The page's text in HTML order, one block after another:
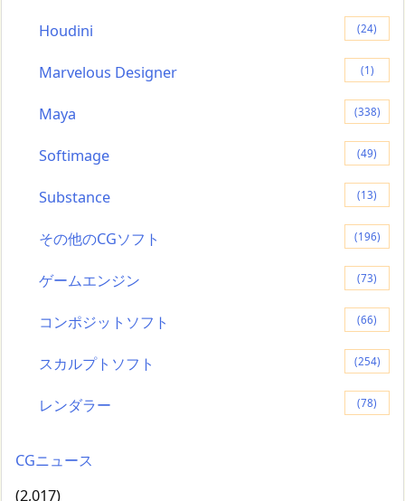
Houdini (24)
Marvelous Designer (1)
Maya (338)
Softimage (49)
Substance (13)
その他のCGソフト (196)
ゲームエンジン (73)
コンポジットソフト (66)
スカルプトソフト (254)
レンダラー (78)
CGニュース
(2,017)